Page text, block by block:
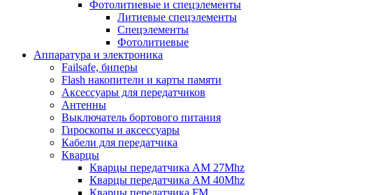
Фотолитиевые и спецэлементы
Литиевые спецэлементы
Спецэлементы
Фотолитиевые
Аппаратура и электроника
Failsafe, биперы
Flash накопители и карты памяти
Аксессуары для передатчиков
Антенны
Выключатель бортового питания
Гироскопы и аксессуары
Кабели для передатчика
Кварцы
Кварцы передатчика AM 27Mhz
Кварцы передатчика AM 40Mhz
Кварцы передатчика FM